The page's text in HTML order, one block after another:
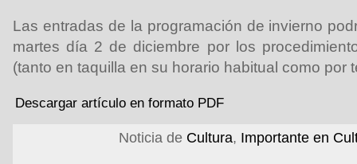
Las entradas de la programación de invierno
martes día 2 de diciembre por los
(tanto en taquilla en su horario habitual como por
Descargar artículo en formato PDF
Noticia de Cultura, Importante en